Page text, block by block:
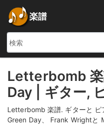
楽譜
Letterbomb
Day | ギター,
Letterbomb 楽譜. ギターと ピ
Green Day、 Frank Wrightと